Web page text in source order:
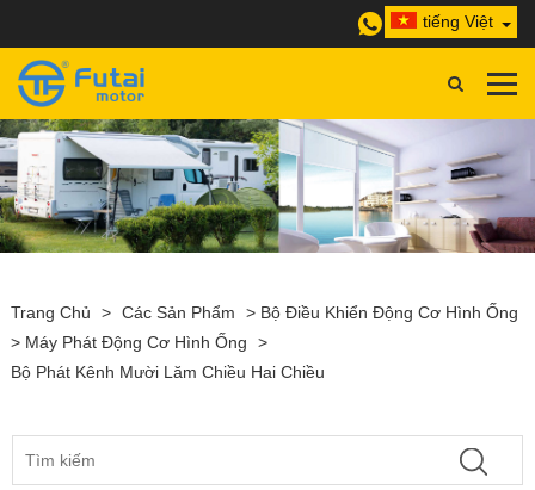
tiếng Việt
Trang Chủ > Các Sản Phẩm > Bộ Điều Khiển Động Cơ Hình Ống
> Máy Phát Động Cơ Hình Ống
>
Bộ Phát Kênh Mười Lăm Chiều Hai Chiều